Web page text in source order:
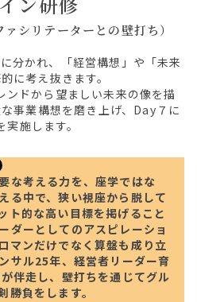
ァシリテーターとの壁打ち）
分かれ、「経営構想」や「未来
に考え抜きます。
ンドから望ましい未来の像を描
事業構想を磨き上げ、Day７に
実施します。
な考える力を、座学ではな
る中で、狭い視座から脱して
ト的な高い目標を掲げること
ダーとしてのアスピレーショ
マンだけでなく算盤も成り立
サル25年、経営者リーダー育
伴走し、壁打ちを通じてグル
勝負をします。